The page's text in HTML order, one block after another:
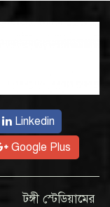
Linkedin
Google Plus
টঙ্গী স্টেডিয়ামের